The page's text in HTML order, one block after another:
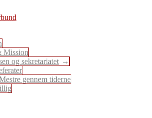
Mission
og sekretariatet
gennem tiderne